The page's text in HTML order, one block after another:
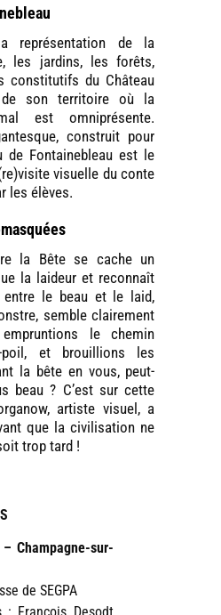
représentation de la
les jardins, les forêts,
constitutifs du Château
de son territoire où la
est omniprésente.
construit pour
de Fontainebleau est le
visuelle du conte
les élèves.
la Bête se cache un
la laideur et reconnaît
entre le beau et le laid,
semble clairement
le chemin
poil, et brouillions les
la bête en vous, peut-
beau ? C’est sur cette
artiste visuel, a
que la civilisation ne
trop tard !
Champagne-sur-
de SEGPA